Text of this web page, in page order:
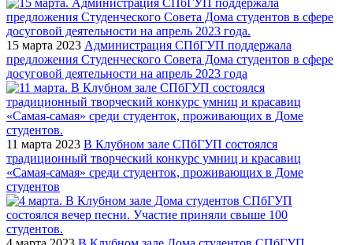
15 марта 2023 Администрация СПбГУП поддержала
предложения Студенческого Совета Дома студентов в сфере
досуговой деятельности на апрель 2023 года
11 марта 2023 В Клубном зале СПбГУП состоялся
традиционный творческий конкурс умниц и красавиц
«Самая-самая» среди студенток, проживающих в Доме
студентов